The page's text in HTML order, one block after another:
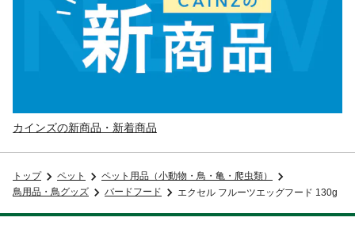
カインズの新商品・新着商品
トップ ペット
ペット用品（小動物・鳥・亀・爬虫類）
鳥用品・鳥グッズ
バードフード エクセル フルーツエッグフード 130g